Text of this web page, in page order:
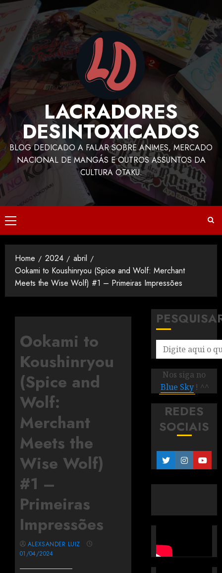
LACRADORES
DESINTOXICADOS
BLOG DEDICADO A FALAR SOBRE ANIMES, MERCADO
NACIONAL DE MANGÁS E OUTROS ASSUNTOS DA
CULTURA OTAKU.
Home 2024
abril
Ookami to Koushinryou (Spice and Wolf: Merchant
Meets the Wise Wolf) #1 – Primeiras Impressões
Ookami to
Koushinryou
(Spice and
Wolf:
Merchant
Meets the
Wise Wolf)
#1 –
Primeiras
Impressões
ALEXSANDER LUIZ
01/04/2024
Nos siga no
Blue Sky ! ^^
REDES
SOCIAIS